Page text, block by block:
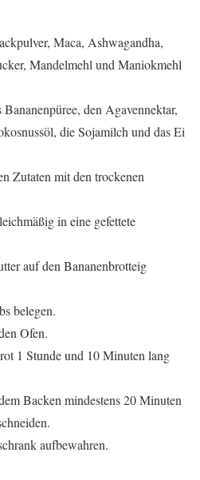
Maca, Ashwagandha,
Mandelmehl und Maniokmehl
Bananenpüree, den Agavennektar,
die Sojamilch und das Ei
Zutaten mit den trockenen
in eine gefettete
auf den Bananenbrotteig
belegen.
Ofen.
1 Stunde und 10 Minuten lang
Backen mindestens 20 Minuten
aufbewahren.